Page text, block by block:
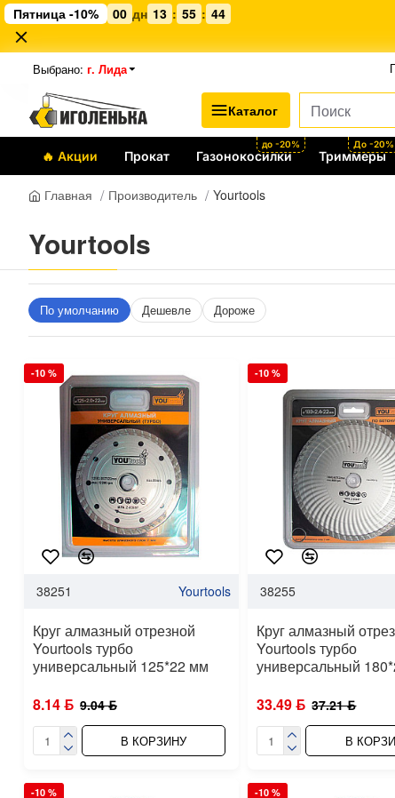
Пятница -10% 00 дн 13 : 55 : 44
Выбрано: г. Лида
Каталог
🔥 Акции Прокат Газонокосилки
до -20%
Триммеры
До -20%
Главная Производитель Yourtools
Yourtools
По умолчанию Дешевле Дороже
-10 %
38251 Yourtools
Круг алмазный отрезной
Yourtools турбо
универсальный 125*22 мм
8.14 ƃ 9.04 ƃ
В КОРЗИНУ
-10 %
38255
Круг алмазный
Yourtools турбо
универсальный
33.49 ƃ 37.21 ƃ
В
-10 % -10 %